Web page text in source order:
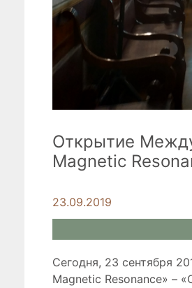
Открытие
Magnetic
23.09.2019
Сегодня, 23 сентября
Magnetic Resonance» –